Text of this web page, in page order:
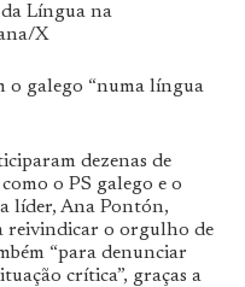
da Língua na
X
o galego “numa língua
dezenas de
o PS galego e o
líder, Ana Pontón,
reivindicar o orgulho de
“para denunciar
crítica”, graças a